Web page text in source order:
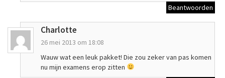
Beantwoorden
Charlotte
26 mei 2013 om 18:08
Wauw wat een leuk pakket! Die zou zeker van pas komen
nu mijn examens erop zitten